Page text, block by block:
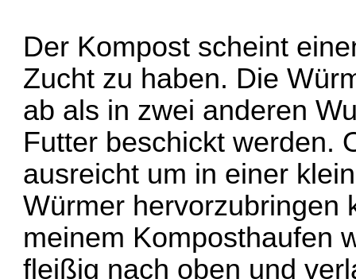
Der Kompost scheint
Zucht zu haben. Die
ab als in zwei anderen
Futter beschickt werden.
ausreicht um in einer
Würmer hervorzubringen
meinem Komposthaufen
fleißig nach oben und